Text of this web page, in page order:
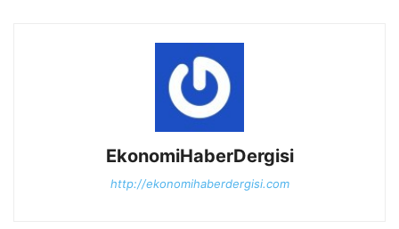
EkonomiHaberDergisi
http://ekonomihaberdergisi.com